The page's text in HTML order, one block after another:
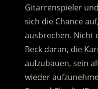
Gitarrenspieler
sich die Chance
ausbrechen. Nicht
Beck daran, die
aufzubauen, sein
wieder